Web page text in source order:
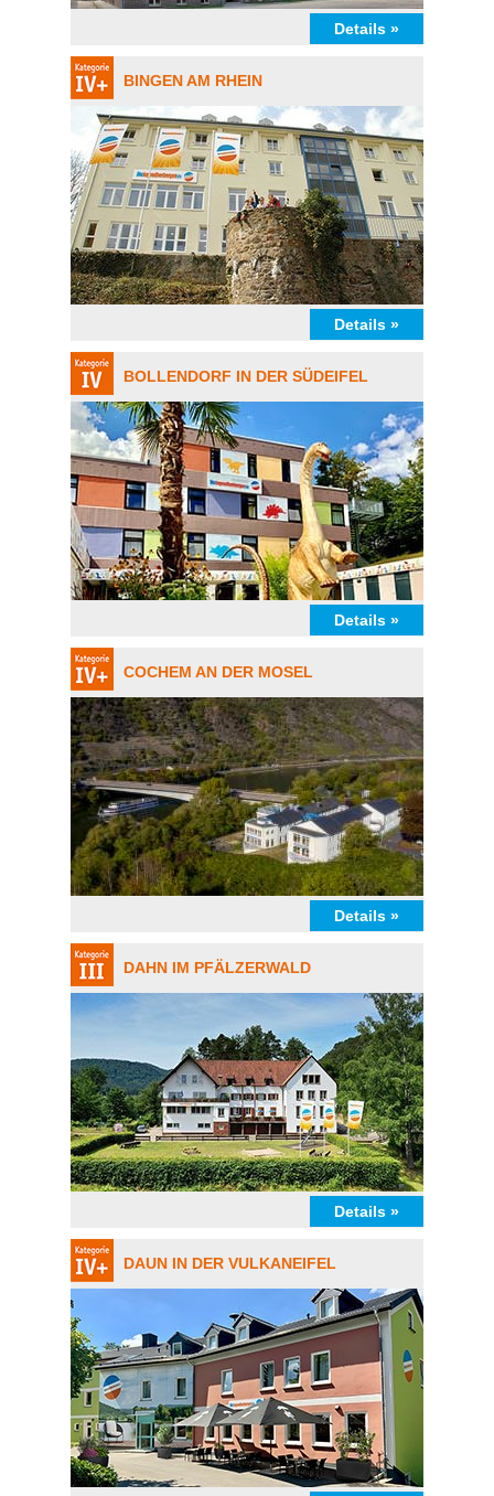
Details »
BINGEN AM RHEIN
Details »
BOLLENDORF IN DER SÜDEIFEL
Details »
COCHEM AN DER MOSEL
Details »
DAHN IM PFÄLZERWALD
Details »
DAUN IN DER VULKANEIFEL